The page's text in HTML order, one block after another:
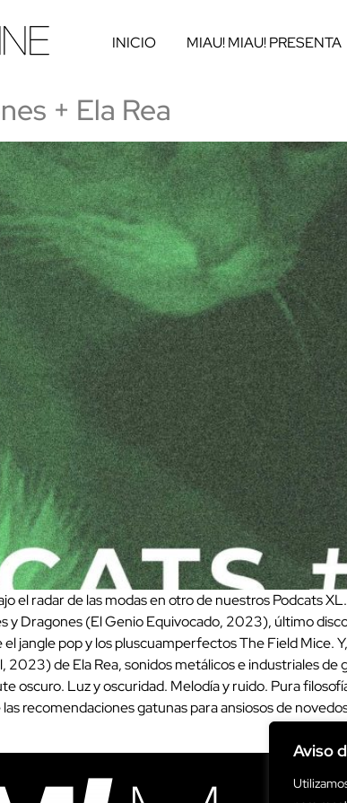
Aviso
INICIO MIAU! MIAU! PRESENTA
+ Ela Rea
el radar de las modas en otro de nuestros Podcats
y Dragones (El Genio Equivocado, 2023), último
jangle pop y los pluscuamperfectos The Field Mice.
de Ela Rea, sonidos metálicos e industriales
oscuro. Luz y oscuridad. Melodía y ruido. Pura
recomendaciones gatunas para ansiosos de